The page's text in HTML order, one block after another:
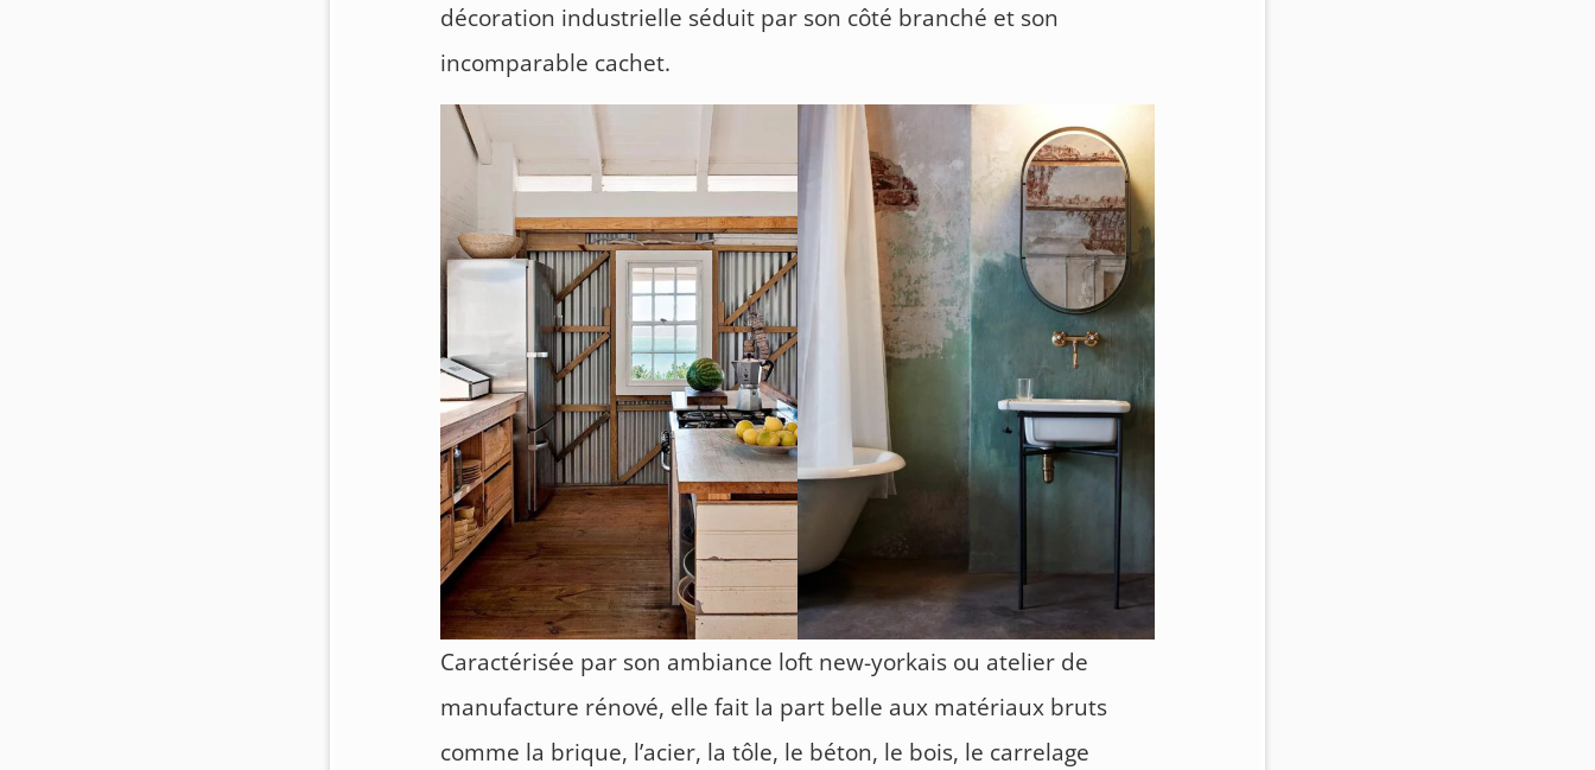
décoration industrielle séduit par son côté branché et son
incomparable cachet.
Caractérisée par son ambiance loft new-yorkais ou atelier de
manufacture rénové, elle fait la part belle aux matériaux bruts
comme la brique, l’acier, la tôle, le béton, le bois, le carrelage